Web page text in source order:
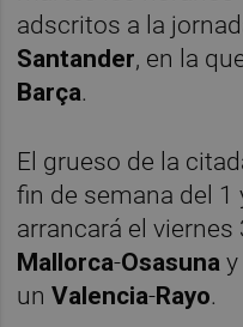
adscritos a la
Santander, en la
Barça.
El grueso de la
fin de semana del 1
arrancará el
Mallorca-Osasuna
unValencia-Rayo.